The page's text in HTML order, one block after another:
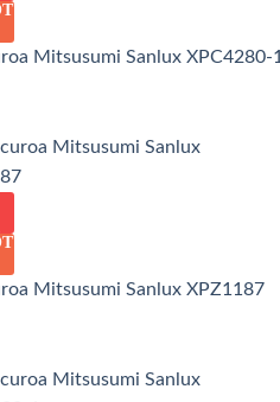
Mitsusumi Sanlux XPC4280-1
Mitsusumi Sanlux XPZ1187